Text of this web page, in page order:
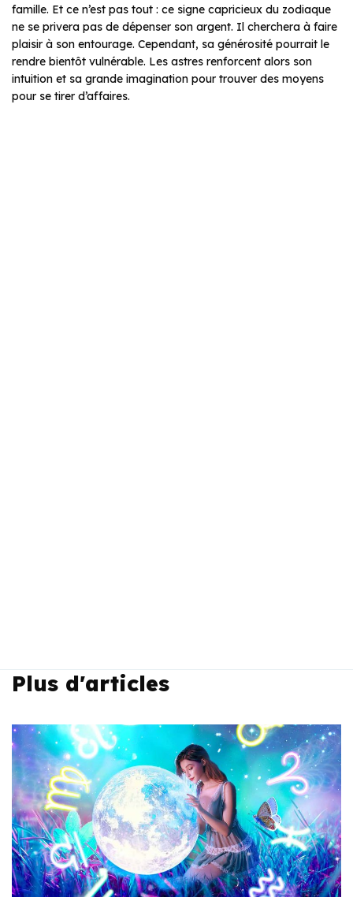
famille. Et ce n’est pas tout : ce signe capricieux du zodiaque
ne se privera pas de dépenser son argent. Il cherchera à faire
plaisir à son entourage. Cependant, sa générosité pourrait le
rendre bientôt vulnérable. Les astres renforcent alors son
intuition et sa grande imagination pour trouver des moyens
pour se tirer d’affaires.
Plus d'articles